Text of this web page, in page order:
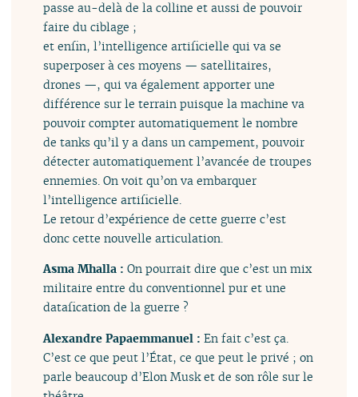
passe au-delà de la colline et aussi de pouvoir
faire du ciblage ;
et enfin, l’intelligence artificielle qui va se
superposer à ces moyens — satellitaires,
drones —, qui va également apporter une
différence sur le terrain puisque la machine va
pouvoir compter automatiquement le nombre
de tanks qu’il y a dans un campement, pouvoir
détecter automatiquement l’avancée de troupes
ennemies. On voit qu’on va embarquer
l’intelligence artificielle.
Le retour d’expérience de cette guerre c’est
donc cette nouvelle articulation.
Asma Mhalla :On pourrait dire que c’est un mix
militaire entre du conventionnel pur et une
datafication de la guerre ?
Alexandre Papaemmanuel :En fait c’est ça.
C’est ce que peut l’État, ce que peut le privé ; on
parle beaucoup d’Elon Musk et de son rôle sur le